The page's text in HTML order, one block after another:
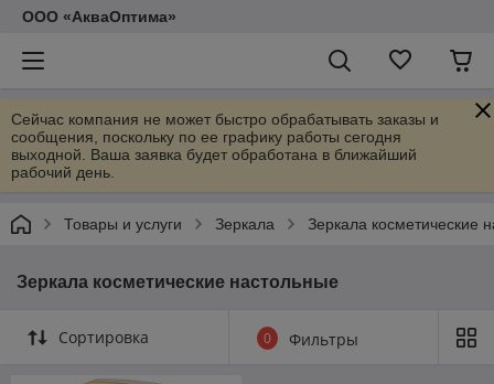
ООО «АкваОптима»
Сейчас компания не может быстро обрабатывать заказы и
сообщения, поскольку по ее графику работы сегодня
выходной. Ваша заявка будет обработана в ближайший
рабочий день.
Товары и услуги Зеркала Зеркала косметические
Зеркала косметические настольные
Сортировка 0 Фильтры